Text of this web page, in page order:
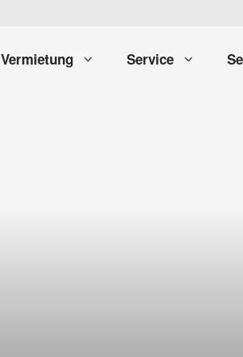
Vermietung Service